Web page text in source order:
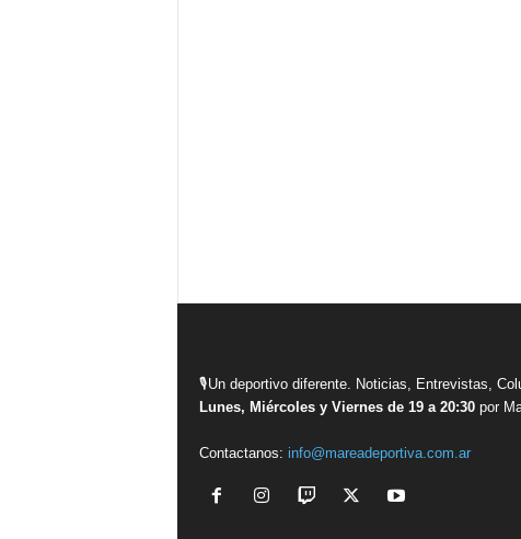
🎙Un deportivo diferente. Noticias, Entrevistas,
Lunes, Miércoles y Viernes de 19 a 20:30por
Contactanos: info@mareadeportiva.com.ar